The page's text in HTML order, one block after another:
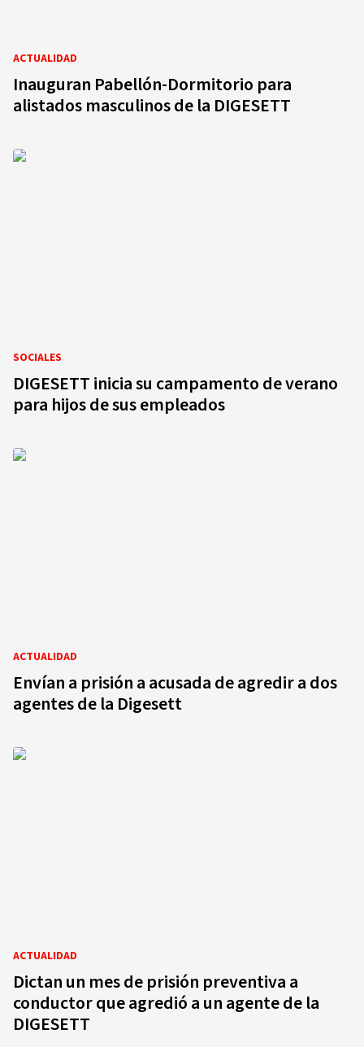
ACTUALIDAD
Inauguran Pabellón-Dormitorio para
alistados masculinos de la DIGESETT
SOCIALES
DIGESETT inicia su campamento de verano
para hijos de sus empleados
ACTUALIDAD
Envían a prisión a acusada de agredir a dos
agentes de la Digesett
ACTUALIDAD
Dictan un mes de prisión preventiva a
conductor que agredió a un agente de la
DIGESETT